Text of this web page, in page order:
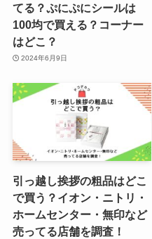
てる？ぷにぷにシールは
100均で買える？コーナー
はどこ？
2024年6月9日
引っ越し挨拶の粗品はどこ
で買う？イオン・ニトリ・
ホームセンター・無印など
売ってる店舗を調査！